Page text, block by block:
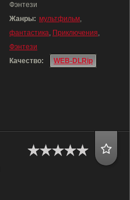
Фэнтези
Жанры: мультфильм,
фантастика, Приключения,
Фэнтези
Качество:
WEB-DLRip